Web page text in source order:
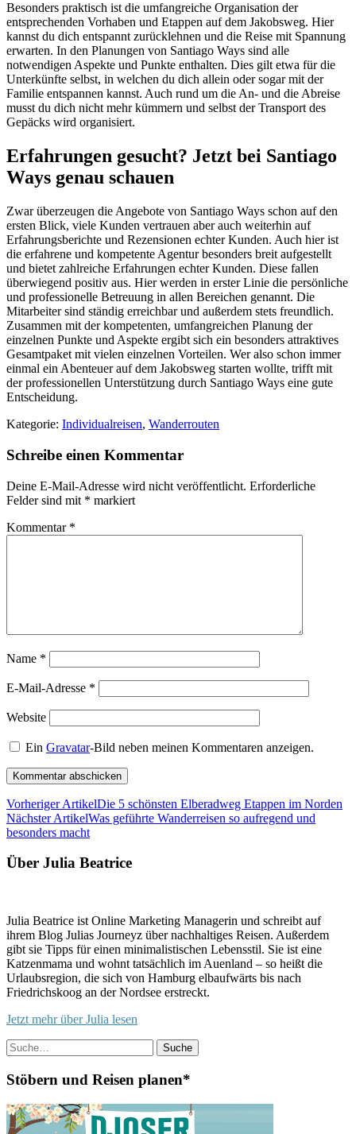
Besonders praktisch ist die umfangreiche Organisation der
entsprechenden Vorhaben und Etappen auf dem Jakobsweg. Hier
kannst du dich entspannt zurücklehnen und die Reise mit Spannung
erwarten. In den Planungen von Santiago Ways sind alle
notwendigen Aspekte und Punkte enthalten. Dies gilt etwa für die
Unterkünfte selbst, in welchen du dich allein oder sogar mit der
Familie entspannen kannst. Auch rund um die An- und die Abreise
musst du dich nicht mehr kümmern und selbst der Transport des
Gepäcks wird organisiert.
Erfahrungen gesucht? Jetzt bei Santiago
Ways genau schauen
Zwar überzeugen die Angebote von Santiago Ways schon auf den
ersten Blick, viele Kunden vertrauen aber auch weiterhin auf
Erfahrungsberichte und Rezensionen echter Kunden. Auch hier ist
die erfahrene und kompetente Agentur besonders breit aufgestellt
und bietet zahlreiche Erfahrungen echter Kunden. Diese fallen
überwiegend positiv aus. Hier werden in erster Linie die persönliche
und professionelle Betreuung in allen Bereichen genannt. Die
Mitarbeiter sind ständig erreichbar und außerdem stets freundlich.
Zusammen mit der kompetenten, umfangreichen Planung der
einzelnen Punkte und Aspekte ergibt sich ein besonders attraktives
Gesamtpaket mit vielen einzelnen Vorteilen. Wer also schon immer
einmal ein Abenteuer auf dem Jakobsweg starten wollte, trifft mit
der professionellen Unterstützung durch Santiago Ways eine gute
Entscheidung.
Kategorie: Individualreisen, Wanderrouten
Schreibe einen Kommentar
Deine E-Mail-Adresse wird nicht veröffentlicht. Erforderliche
Felder sind mit * markiert
Kommentar *
Name *
E-Mail-Adresse *
Website
EinGravatar-Bild neben meinen Kommentaren anzeigen.
Vorheriger ArtikelDie 5 schönsten Elberadweg Etappen im Norden
Nächster ArtikelWas geführte Wanderreisen so aufregend und
besonders macht
Über Julia Beatrice
Julia Beatrice ist Online Marketing Managerin und schreibt auf
ihrem Blog Julias Journeyz über nachhaltiges Reisen. Außerdem
gibt sie Tipps für einen minimalistischen Lebensstil. Sie ist eine
Katzenmama und wohnt tatsächlich im Auenland – so heißt die
Urlaubsregion, die sich von Hamburg elbaufwärts bis nach
Friedrichskoog an der Nordsee erstreckt.
Jetzt mehr über Julia lesen
Suche
Stöbern und Reisen planen*